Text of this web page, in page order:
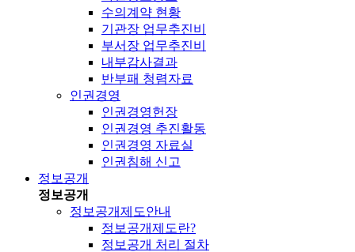
수의계약 현황
기관장 업무추진비
부서장 업무추진비
내부감사결과
반부패 청렴자료
인권경영
인권경영헌장
인권경영 추진활동
인권경영 자료실
인권침해 신고
정보공개
정보공개
정보공개제도안내
정보공개제도란?
정보공개 처리 절차